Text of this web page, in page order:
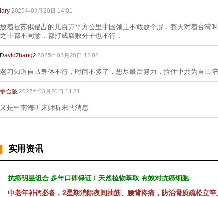
lary 2025年03月20日 14:01
放着被苏俄侵占的几百万平方公里中国领土不敢放个屁，整天对着台湾
之士都不同意，都打成腐败分子也不行．
DavidZhang2 2025年03月20日 12:02
老习知道自己身体不行，时间不多了，想尽最后努力，拉住中共为自己
参合陂 2025年03月20日 11:31
又是中南海听床师听来的消息
实用资讯
抗癌明星组合 多年口碑保证！天然植物萃取 有效对抗癌细胞
中老年补钙必备，2星期消除夜间抽筋、腰背疼痛，防治骨质疏松立竿